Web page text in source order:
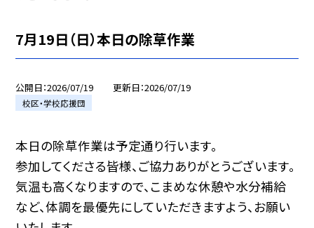
7月19日（日）本日の除草作業
公開日 2026/07/19 更新日 2026/07/19
校区・学校応援団
本日の除草作業は予定通り行います。
参加してくださる皆様、ご協力ありがとうございます。
気温も高くなりますので、こまめな休憩や水分補給
など、体調を最優先にしていただきますよう、お願い